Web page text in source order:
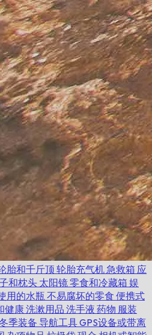
胎和千斤顶 轮胎充气机 急救箱 应
和枕头 太阳镜零食和冷藏箱 娱
用的水瓶 不易腐坏的零食 便携式
健康洗漱用品 洗手液 药物 服装
季装备 导航工具GPS设备或带离